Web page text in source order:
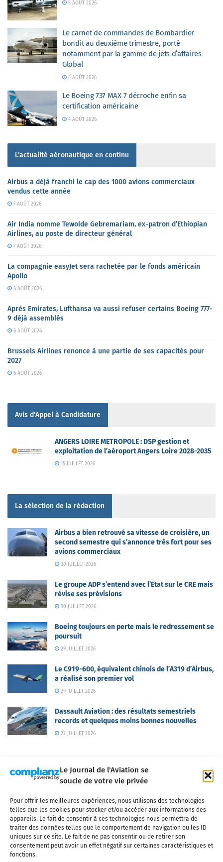
Le Journal de l'Aviation se
soucie de votre vie privée
Pour offrir les meilleures expériences, nous utilisons des technologies
telles que les cookies pour stocker et/ou accéder aux informations des
appareils. Le fait de consentir à ces technologies nous permettra de
traiter des données telles que le comportement de navigation ou les ID
uniques sur ce site. Le fait de ne pas consentir ou de retirer son
consentement peut avoir un effet négatif sur certaines caractéristiques et
fonctions.
5 AOÛT 2026
Le carnet de commandes de Bombardier
bondit au deuxième trimestre, porté
notamment par la gamme de jets d’affaires
Global
4 AOÛT 2026
Le Boeing 737 MAX 7 décroche enfin sa
certification américaine
4 AOÛT 2026
L'actualité aéronautique en continu
Airbus a déjà franchi le cap des 1000 avions commerciaux
vendus cette année
7 AOÛT 2026
Air India nomme Tewolde Gebremariam, ex-patron d’Ethiopian
Airlines, au poste de directeur général
7 AOÛT 2026
La compagnie easyJet sera rachetée par le fonds américain
Apollo
6 AOÛT 2026
Après Emirates, Lufthansa va aussi refuser certains Boeing 777-
9 déjà assemblés
6 AOÛT 2026
Brussels Airlines renonce à une partie de ses capacités pour
2027
6 AOÛT 2026
Avis d'Appel à Candidature
ANGERS LOIRE METROPOLE : DSP gestion et
exploitation de l’aéroport Angers Loire 2028-2035
15 JUILLET 2026
La sélection de la rédaction
Airbus a bien retrouvé sa vitesse de croisière, un
second semestre qui s’annonce très fort pour ses
avions commerciaux
30 JUILLET 2026
Le groupe ADP s’entend avec l’Etat sur le CRE mais
révise ses prévisions
30 JUILLET 2026
Boeing toujours en perte mais le redressement se
poursuit
29 JUILLET 2026
Le C919-600, équivalent chinois de l’A319 d’Airbus,
a réalisé son premier vol
29 JUILLET 2026
Dassault Aviation : des résultats semestriels
records et quelques moins bonnes nouvelles
23 JUILLET 2026
Qui sommes-nous ? Nous contacter
Partenaires
Mentions légales
CGV Politique de confidentialité Cookies